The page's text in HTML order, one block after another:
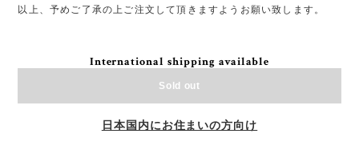
以上、予めご了承の上ご注文して頂きますようお願い致します。
International shipping available
Sold out
日本国内にお住まいの方向け